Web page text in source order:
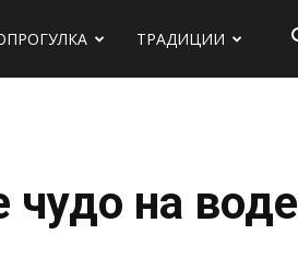
ТРАДИЦИИ
чудо на воде